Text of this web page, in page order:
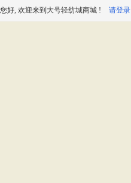
您好, 欢迎来到大号轻纺城商城 ! 请登录